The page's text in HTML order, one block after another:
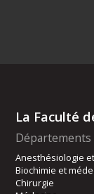
La Faculté
Départements
Anesthésiologie
Biochimie et
Chirurgie